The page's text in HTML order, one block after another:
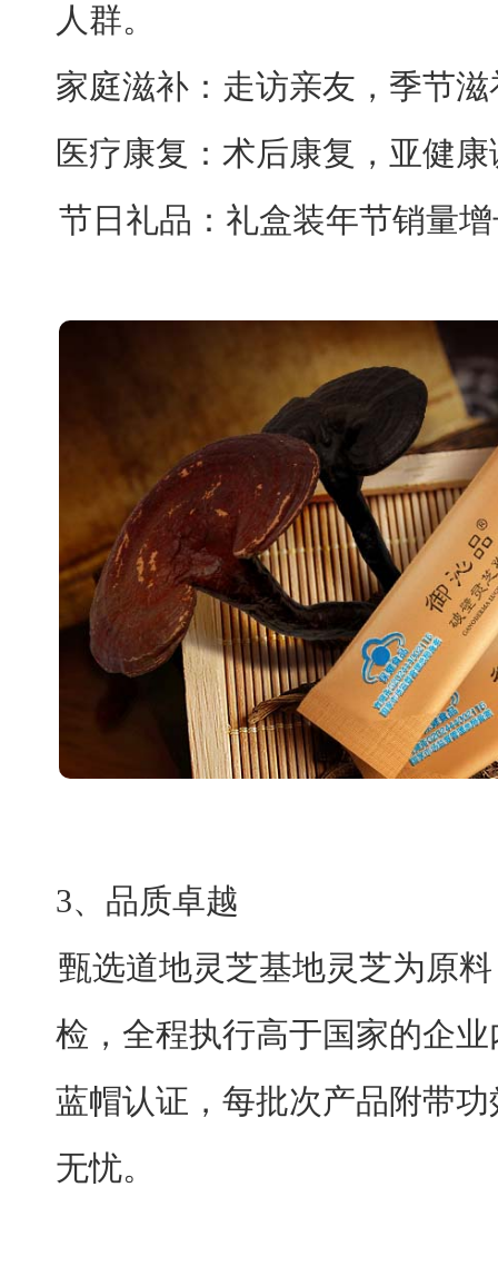
人群。
家庭滋补：走访亲友，季节
医疗康复：术后康复，亚健
节日礼品：礼盒装年节销量
3、 品质卓越
甄选道地灵芝基地灵芝为原
检，全程执行高于国家的企
蓝帽认证，每批次产品附带
无忧。